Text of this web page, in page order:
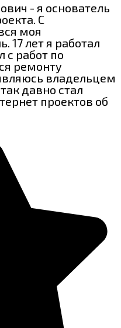
- я основатель
С
моя
17 лет я работал
с работ по
ремонту
владельцем
давно стал
проектов об